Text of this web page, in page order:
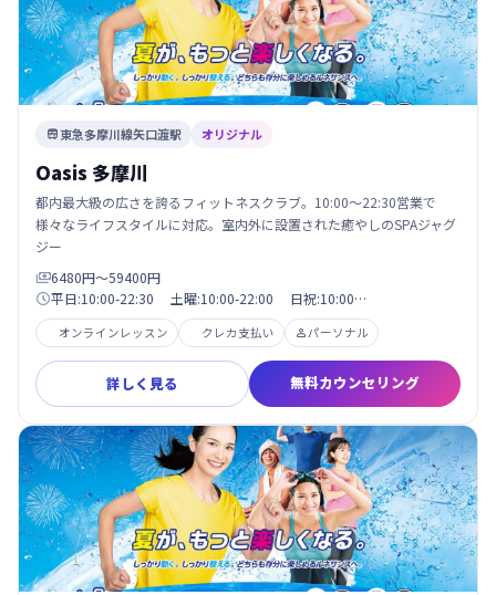
 東急多摩川線矢口渡駅 オリジナル
Oasis 多摩川
都内最大級の広さを誇るフィットネスクラブ。10:00〜22:30営業で
様々なライフスタイルに対応。室内外に設置された癒やしのSPAジャグ
ジー
6480円〜59400円
平日:10:00-22:30 土曜:10:00-22:00 日祝:10:00…
オンラインレッスン クレカ支払い パーソナル
詳しく見る 無料カウンセリング